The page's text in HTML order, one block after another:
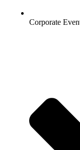
Corporate